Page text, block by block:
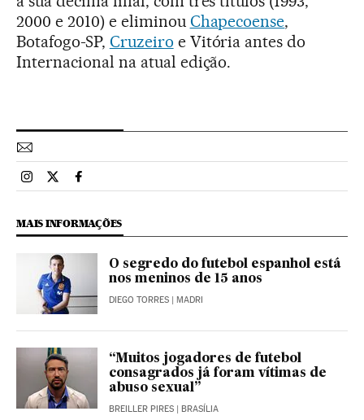
2000 e 2010) e eliminou Chapecoense,
Botafogo-SP, Cruzeiro e Vitória antes do
Internacional na atual edição.
Esportes El País Brasil en Instagram
Esportes El País Brasil en Twitter
Esportes El País Brasil en Facebook
MAIS INFORMAÇÕES
O segredo do futebol espanhol está
nos meninos de 15 anos
DIEGO TORRES | MADRI
“Muitos jogadores de futebol
consagrados já foram vítimas de
abuso sexual”
BREILLER PIRES | BRASÍLIA